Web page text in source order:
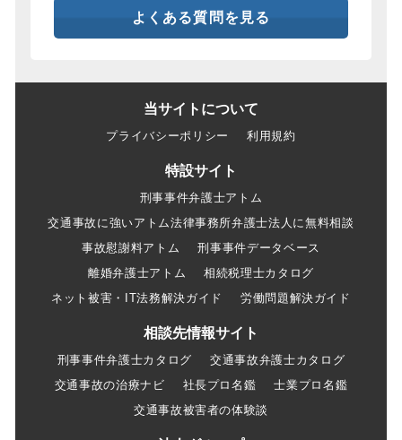
よくある質問を見る
当サイトについて
プライバシーポリシー 利用規約
特設サイト
刑事事件弁護士アトム
交通事故に強いアトム法律事務所弁護士法人に無料相談
事故慰謝料アトム
刑事事件データベース
離婚弁護士アトム
相続税理士カタログ
ネット被害・IT法務解決ガイド
労働問題解決ガイド
相談先情報サイト
刑事事件弁護士カタログ
交通事故弁護士カタログ
交通事故の治療ナビ
社長プロ名鑑
士業プロ名鑑
交通事故被害者の体験談